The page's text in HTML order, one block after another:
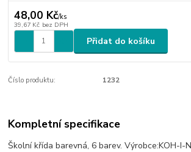
48,00 Kč/ks
39,67 Kč bez DPH
Přidat do košíku
Číslo produktu: 1232
Kompletní specifikace
Školní křída barevná, 6 barev. Výrobce:KOH-I-